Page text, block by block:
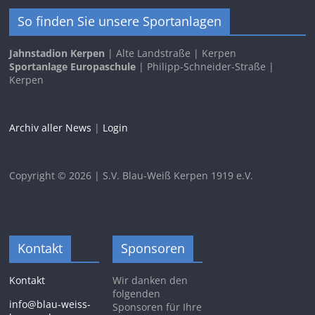
So finden Sie unsere Sportanlagen
Jahnstadion Kerpen | Alte Landstraße | Kerpen
Sportanlage Europaschule | Philipp-Schneider-Straße |
Kerpen
Archiv aller News | Login
Copyright © 2026 | S.V. Blau-Weiß Kerpen 1919 e.V.
Kontakt
Kontakt
info@blau-weiss-
Sponsoren
Wir danken den
folgenden
Sponsoren für Ihre